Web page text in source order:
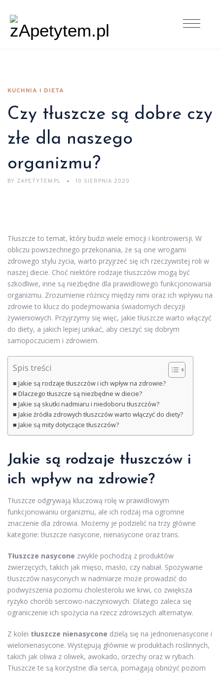
KUCHNIA I DIETA
Czy tłuszcze są dobre czy
złe dla naszego
organizmu?
BY ZAPETYTEM.PL 10 SIERPNIA 2020
Tłuszcze to temat, który budzi wiele emocji i kontrowersji. W
obliczu powszechnego przekonania, że są one wrogami
zdrowego stylu życia, warto przyjrzeć się ich rzeczywistej roli w
naszej diecie. Choć niektóre rodzaje tłuszczów mogą być
szkodliwe, inne są niezbędne dla prawidłowego funkcjonowania
organizmu. Zrozumienie różnicy między nimi oraz ich wpływu na
zdrowie to klucz do podejmowania świadomych decyzji
żywieniowych. Przyjrzymy się więc, jakie tłuszcze warto włączyć
do diety, a jakich lepiej unikać, aby cieszyć się dobrym
samopoczuciem i zdrowiem.
Spis treści
Jakie są rodzaje tłuszczów i ich wpływ na zdrowie?
Dlaczego tłuszcze są niezbędne w diecie?
Jakie są skutki nadmiaru i niedoboru tłuszczów?
Jakie źródła zdrowych tłuszczów warto włączyć do diety?
Jakie są mity dotyczące tłuszczów?
Jakie są rodzaje tłuszczów i
ich wpływ na zdrowie?
Tłuszcze odgrywają kluczową rolę w prawidłowym
funkcjonowaniu organizmu, ale ich rodzaj ma ogromne
znaczenie dla zdrowia. Możemy je podzielić na trzy główne
kategorie: tłuszcze nasycone, nienasycone oraz trans.
Tłuszcze nasycone zwykle pochodzą z produktów
zwierzęcych, takich jak mięso, masło, czy nabiał. Spożywanie
tłuszczów nasyconych w nadmiarze może prowadzić do
podwyższenia poziomu cholesterolu we krwi, co zwiększa
ryzyko chorób sercowo-naczyniowych. Dlatego zaleca się
ograniczenie ich spożycia na rzecz zdrowszych alternatyw.
Z kolei tłuszcze nienasycone dzielą się na jednonienasycone i
wielonienasycone. Występują głównie w produktach roślinnych,
takich jak oliwa z oliwek, awokado, orzechy oraz w rybach.
Tłuszcze te są korzystne dla serca, pomagają obniżyć poziom